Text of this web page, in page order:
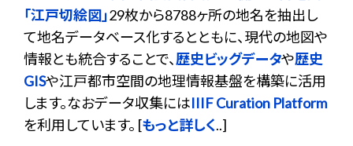
「江戸切絵図」29枚から8788ヶ所の地名を抽出し
て地名データベース化するとともに、現代の地図や
情報とも統合することで、歴史ビッグデータや歴史
GISや江戸都市空間の地理情報基盤を構築に活用
します。なおデータ収集にはIIIF Curation Platform
を利用しています。 [もっと詳しく..]